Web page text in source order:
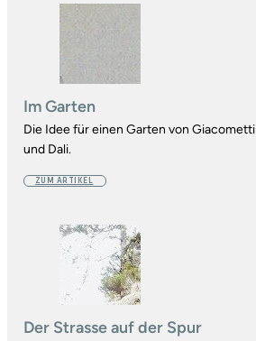
Im Garten
Die Idee für einen Garten von Giacometti
und Dali.
ZUM ARTIKEL
Der Strasse auf der Spur